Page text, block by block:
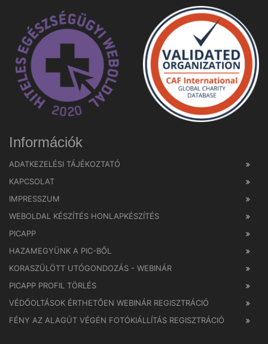
Információk
ADATKEZELÉSI TÁJÉKOZTATÓ
KAPCSOLAT
IMPRESSZUM
WEBOLDAL KÉSZÍTÉS HONLAPKÉSZÍTÉS
PICAPP
HAZAMEGYÜNK A PIC-BŐL
KORASZÜLÖTT UTÓGONDOZÁS - WEBINÁR
PICAPP PROFIL TÖRLÉS
VÉDŐOLTÁSOK ÉRTHETŐEN WEBINÁR REGISZTRÁCIÓ
FÉNY AZ ALAGÚT VÉGÉN FOTÓKIÁLLÍTÁS REGISZTRÁCIÓ